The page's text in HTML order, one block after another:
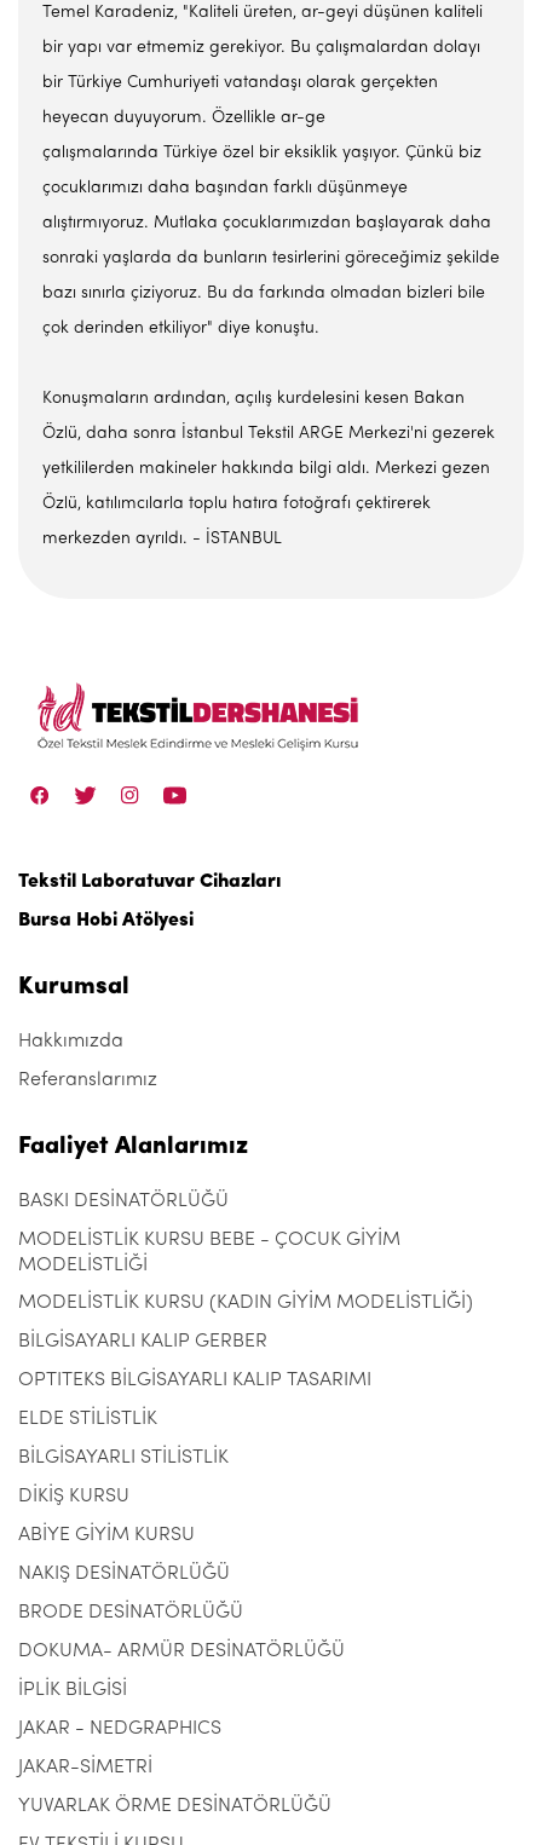
Temel Karadeniz, "Kaliteli üreten, ar-geyi düşünen kaliteli
bir yapı var etmemiz gerekiyor. Bu çalışmalardan dolayı
bir Türkiye Cumhuriyeti vatandaşı olarak gerçekten
heyecan duyuyorum. Özellikle ar-ge
çalışmalarında Türkiye özel bir eksiklik yaşıyor. Çünkü biz
çocuklarımızı daha başından farklı düşünmeye
alıştırmıyoruz. Mutlaka çocuklarımızdan başlayarak daha
sonraki yaşlarda da bunların tesirlerini göreceğimiz şekilde
bazı sınırla çiziyoruz. Bu da farkında olmadan bizleri bile
çok derinden etkiliyor" diye konuştu.
Konuşmaların ardından, açılış kurdelesini kesen Bakan
Özlü, daha sonra İstanbul Tekstil ARGE Merkezi'ni gezerek
yetkililerden makineler hakkında bilgi aldı. Merkezi gezen
Özlü, katılımcılarla toplu hatıra fotoğrafı çektirerek
merkezden ayrıldı. - İSTANBUL
Tekstil Laboratuvar Cihazları
Bursa Hobi Atölyesi
Kurumsal
Hakkımızda
Referanslarımız
Faaliyet Alanlarımız
BASKI DESİNATÖRLÜĞÜ
MODELİSTLİK KURSU BEBE - ÇOCUK GİYİM
MODELİSTLİĞİ
MODELİSTLİK KURSU (KADIN GİYİM MODELİSTLİĞİ)
BİLGİSAYARLI KALIP GERBER
OPTITEKS BİLGİSAYARLI KALIP TASARIMI
ELDE STİLİSTLİK
BİLGİSAYARLI STİLİSTLİK
DİKİŞ KURSU
ABİYE GİYİM KURSU
NAKIŞ DESİNATÖRLÜĞÜ
BRODE DESİNATÖRLÜĞÜ
DOKUMA- ARMÜR DESİNATÖRLÜĞÜ
İPLİK BİLGİSİ
JAKAR - NEDGRAPHICS
JAKAR-SİMETRİ
YUVARLAK ÖRME DESİNATÖRLÜĞÜ